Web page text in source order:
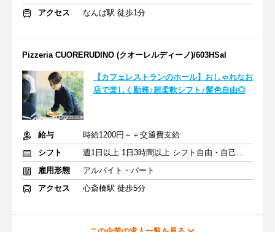
アクセス
なんば駅 徒歩1分
Pizzeria CUORERUDINO (クオーレルディーノ)/603HSal
【カフェレストランのホール】おしゃれなお
店で楽しく勤務♪超柔軟シフト♪髪色自由◎
給与
時給1200円～＋交通費支給
シフト
週1日以上 1日3時間以上 シフト自由・自己申告
雇用形態
アルバイト・パート
アクセス
心斎橋駅 徒歩5分